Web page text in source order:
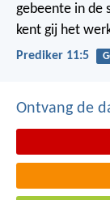
gebeente in de
kent gij het
Prediker 11:5
Ontvang de